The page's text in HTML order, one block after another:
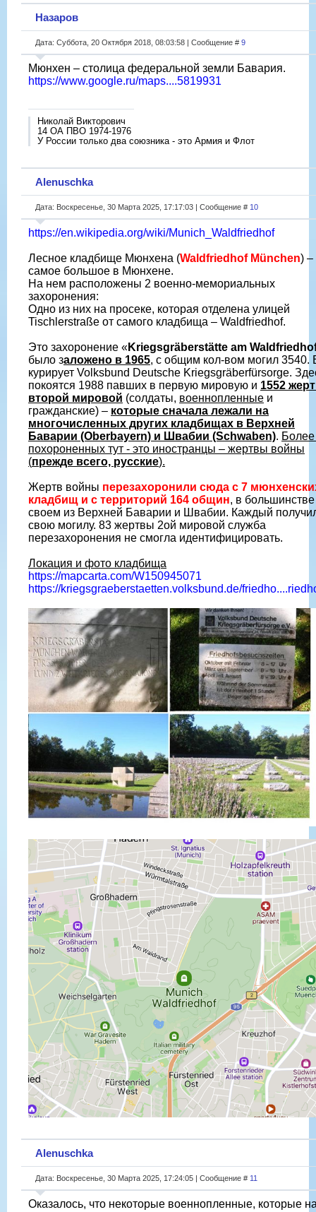
Назаров
Дата: Суббота, 20 Октября 2018, 08:03:58 | Сообщение # 9
Мюнхен – столица федеральной земли Бавария.
https://www.google.ru/maps....5819931
Николай Викторович
14 ОА ПВО 1974-1976
У России только два союзника - это Армия и Флот
Alenuschka
Дата: Воскресенье, 30 Марта 2025, 17:17:03 | Сообщение # 10
https://en.wikipedia.org/wiki/Munich_Waldfriedhof
Лесное кладбище Мюнхена (Waldfriedhof München) –
самое большое в Мюнхене.
На нем расположены 2 военно-мемориальных
захоронения:
Одно из них на просеке, которая отделена улицей
Tischlerstraße от самого кладбища – Waldfriedhof.
Это захоронение «Kriegsgräberstätte am
было заложено в 1965, с общим кол-вом могил 3540.
курирует Volksbund Deutsche Kriegsgräberfürsorge.
покоятся 1988 павших в первую мировую и 1552
второй мировой (солдаты, военнопленные и
гражданские) – которые сначала лежали на
многочисленных других кладбищах в Верхней
Баварии (Oberbayern) и Швабии (Schwaben).
похороненных тут - это иностранцы – жертвы войны
(прежде всего, русские).
Жертв войны перезахоронили сюда с 7
кладбищ и с территорий 164 общин, в большинстве
своем из Верхней Баварии и Швабии. Каждый
свою могилу. 83 жертвы 2ой мировой служба
перезахоронения не смогла идентифицировать.
Локация и фото кладбища
https://mapcarta.com/W150945071
https://kriegsgraeberstaetten.volksbund.de/
Alenuschka
Дата: Воскресенье, 30 Марта 2025, 17:24:05 | Сообщение # 11
Оказалось, что некоторые военнопленные, которые